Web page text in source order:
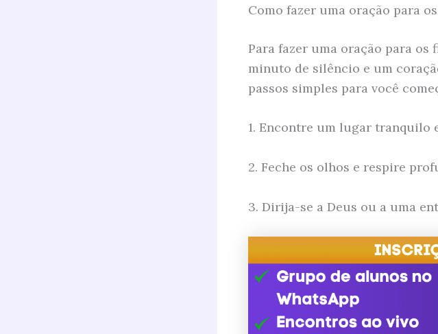
Como fazer uma oração para
Para fazer uma oração para os
minuto de silêncio e um
passos simples para você
1. Encontre um lugar tranquilo
2. Feche os olhos e respire
3. Dirija-se a Deus ou a uma